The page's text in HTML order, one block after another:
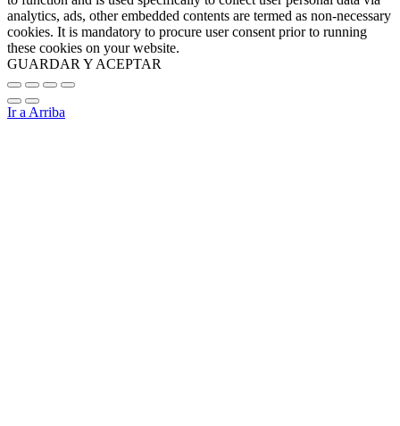
analytics, ads, other embedded contents are termed as non-necessary
cookies. It is mandatory to procure user consent prior to running
these cookies on your website.
GUARDAR Y ACEPTAR
Ir a Arriba